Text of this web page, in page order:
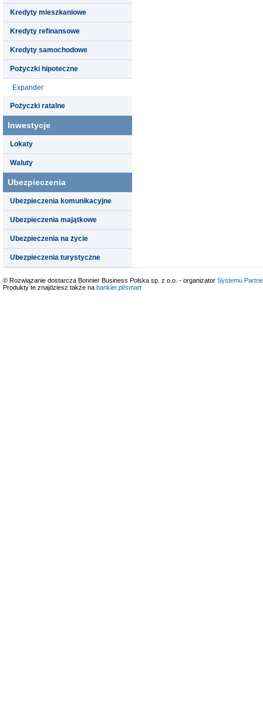
Kredyty mieszkaniowe
Kredyty refinansowe
Kredyty samochodowe
Pożyczki hipoteczne
Expander
Pożyczki ratalne
Inwestycje
Lokaty
Waluty
Ubezpieczenia
Ubezpieczenia komunikacyjne
Ubezpieczenia majątkowe
Ubezpieczenia na życie
Ubezpieczenia turystyczne
© Rozwiązanie dostarcza Bonnier Business Polska sp. z o.o. - organizator Systemu
Produkty te znajdziesz także na bankier.pl/smart